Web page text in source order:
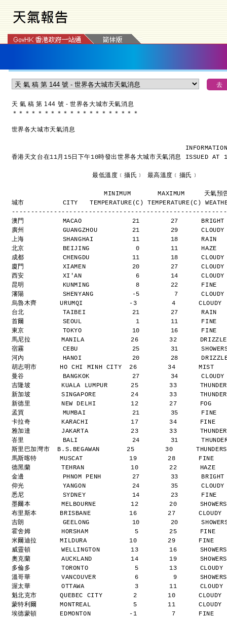
天 氣 稿 第 144 號 - 世界各大城市天氣消息
＊ ＊ ＊ ＊ ＊ ＊ ＊ ＊ ＊ ＊ ＊ ＊ ＊ ＊ ＊ ＊ ＊ ＊ ＊ ＊
世界各大城市天氣消息
香港天文台在11月15日下午10時發出世界各大城市天氣消息
ISSUED AT
                     最低溫度﹝攝氏﹞ 最高溫度﹝攝氏﹞
MINIMUM       MAXIMUM     天氣預
城市          CITY   TEMPERATURE(C) TEMPERATURE(C)
澳門          MACAO             21        27
廣州          GUANGZHOU         21        29
上海          SHANGHAI          11        18      RAIN
北京          BEIJING            0        11      HAZE
成都          CHENGDU           11        18
廈門          XIAMEN            20        27
西安          XI'AN              6        14
昆明          KUNMING            8        22      FINE
瀋陽          SHENYANG          -5         7
烏魯木齊      URUMQI            -3         4
台北          TAIBEI            21        27      RAIN
首爾          SEOUL              1        11      FINE
東京          TOKYO             10        16      FINE
馬尼拉        MANILA            26        32
宿霧          CEBU              25        31
河內          HANOI             20        28      DRIZZLE
胡志明市      HO CHI MINH CITY  26        34      MIST
曼谷          BANGKOK           27        34
吉隆坡        KUALA LUMPUR      25        33
新加坡        SINGAPORE         24        33
新德里        NEW DELHI         12        27      FOG
孟買          MUMBAI            21        35      FINE
卡拉奇        KARACHI           17        34      FINE
雅加達        JAKARTA           23        33
峇里          BALI              24        31
斯里巴加灣市  B.S.BEGAWAN       25        30
馬斯喀特      MUSCAT            19        28      FINE
德黑蘭        TEHRAN            10        22      HAZE
金邊          PHNOM PENH        27        33
仰光          YANGON            24        35
悉尼          SYDNEY            14        23      FINE
墨爾本        MELBOURNE         12        20
布里斯本      BRISBANE          16        27
吉朗          GEELONG           10        20
霍舍姆        HORSHAM            5        25      FINE
米爾迪拉      MILDURA           10        29      FINE
威靈頓        WELLINGTON        13        16
奧克蘭        AUCKLAND          14        19
多倫多        TORONTO            5        13
溫哥華        VANCOUVER          6         9
渥太華        OTTAWA             3        11
魁北克市      QUEBEC CITY        2        10
蒙特利爾      MONTREAL           5        11
埃德蒙頓      EDMONTON          -1         7      FINE